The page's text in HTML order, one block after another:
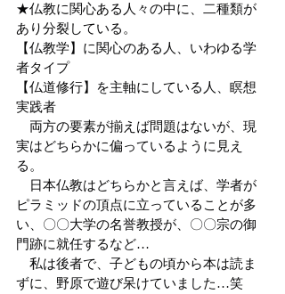
★仏教に関心ある人々の中に、二種類が
あり分裂している。
【仏教学】に関心のある人、いわゆる学
者タイプ
【仏道修行】を主軸にしている人、瞑想
実践者
両方の要素が揃えば問題はないが、現
実はどちらかに偏っているように見え
る。
日本仏教はどちらかと言えば、学者が
ピラミッドの頂点に立っていることが多
い、〇〇大学の名誉教授が、〇〇宗の御
門跡に就任するなど…
私は後者で、子どもの頃から本は読ま
ずに、野原で遊び呆けていました…笑